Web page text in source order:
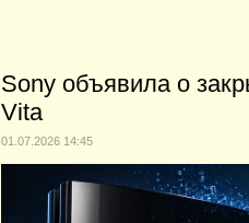
Sony объявила о
Vita
01.07.2026 14:45